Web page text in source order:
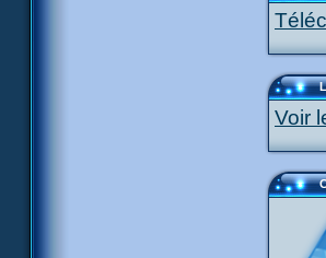
Voir